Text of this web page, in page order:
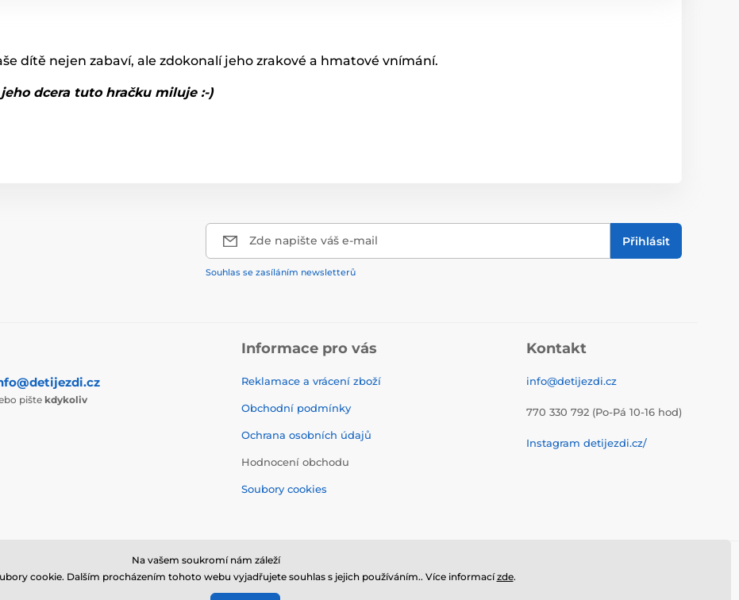
dítě nejen zabaví, ale zdokonalí jeho zrakové a hmatové vnímání.
dcera tuto hračku miluje :-)
Zde napište váš e-mail Přihlásit
Souhlas se zasíláním newsletterů
pište kdykoliv
Informace pro vás
Reklamace a vrácení zboží
Obchodní podmínky
Ochrana osobních údajů
Hodnocení obchodu
Soubory cookies
Kontakt
info@detijezdi.cz
770 330 792 (Po-Pá 10-16 hod)
Instagram detijezdi.cz/
© 2026 www.detijezdi.cz ⦁ E-shop vytvořilaSIMPLIA.cz
Na vašem soukromí nám záleží
cookie. Dalším procházením tohoto webu vyjadřujete souhlas s jejich používáním.. Více informacízde.